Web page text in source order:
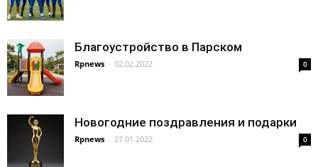
Благоустройство в Парском
Rpnews - 02.02.2022 0
Новогодние поздравления и подарки
Rpnews - 27.01.2022 0